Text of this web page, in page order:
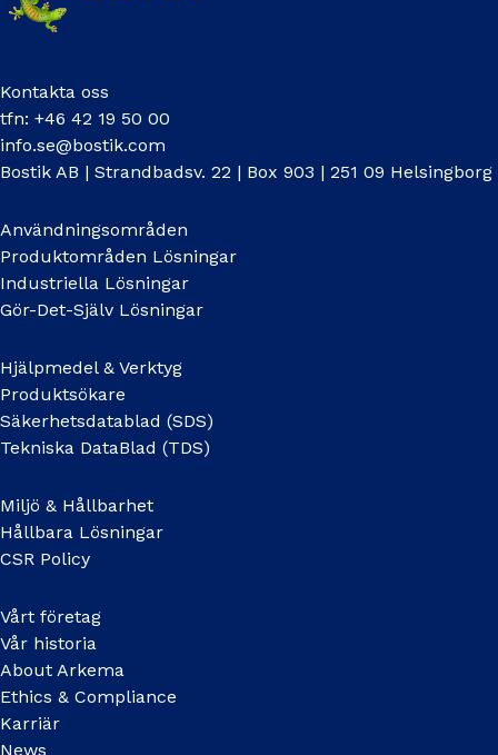
Kontakta oss
tfn: +46 42 19 50 00
info.se@bostik.com
Bostik AB | Strandbadsv. 22 | Box 903 | 251 09 Helsingborg
Användningsområden
Produktområden Lösningar
Industriella Lösningar
Gör-Det-Själv Lösningar
Hjälpmedel & Verktyg
Produktsökare
Säkerhetsdatablad (SDS)
Tekniska DataBlad (TDS)
Miljö & Hållbarhet
Hållbara Lösningar
CSR Policy
Vårt företag
Vår historia
About Arkema
Ethics & Compliance
Karriär
News